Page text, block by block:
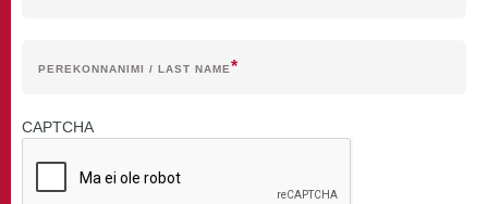
PEREKONNANIMI / LAST NAME
CAPTCHA